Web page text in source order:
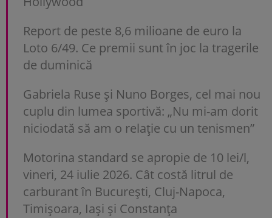
Report de peste 8,6 milioane de euro la
Loto 6/49. Ce premii sunt în joc la tragerile
de duminică
Gabriela Ruse și Nuno Borges, cel mai nou
cuplu din lumea sportivă: „Nu mi-am dorit
niciodată să am o relație cu un tenismen”
Motorina standard se apropie de 10 lei/l,
vineri, 24 iulie 2026. Cât costă litrul de
carburant în București, Cluj-Napoca,
Timișoara, Iași și Constanța